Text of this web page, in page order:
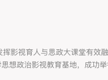
影视育人与思政大课堂有效融
想政治影视教育基地，成功